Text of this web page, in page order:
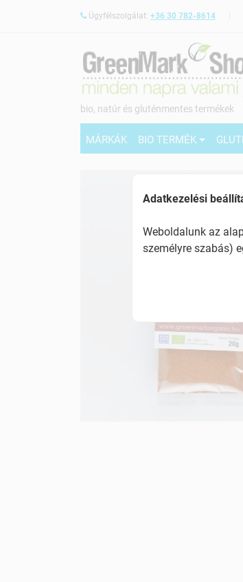
Ügyfélszolgálat: +36 30 782-8614
bio, natúr és gluténmentes termékek
MÁRKÁK BIO TERMÉK
Adatkezelési
Weboldalunk az
személyre szabás)